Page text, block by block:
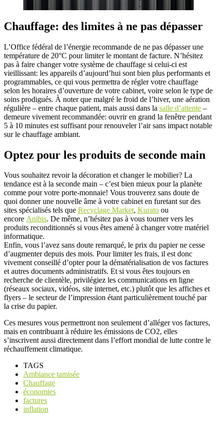
Chauffage: des limites à ne pas dépasser
L’Office fédéral de l’énergie recommande de ne pas dépasser une
température de 20°C pour limiter le montant de facture. N’hésitez
pas à faire changer votre système de chauffage si celui-ci est
vieillissant: les appareils d’aujourd’hui sont bien plus performants et
programmables, ce qui vous permettra de régler votre chauffage
selon les horaires d’ouverture de votre cabinet, voire selon le type de
soins prodigués. À noter que malgré le froid de l’hiver, une aération
régulière – entre chaque patient, mais aussi dans la salle d’attente –
demeure vivement recommandée: ouvrir en grand la fenêtre pendant
5 à 10 minutes est suffisant pour renouveler l’air sans impact notable
sur le chauffage ambiant.
Optez pour les produits de seconde main
Vous souhaitez revoir la décoration et changer le mobilier? La
tendance est à la seconde main – c’est bien mieux pour la planète
comme pour votre porte-monnaie! Vous trouverez sans doute de
quoi donner une nouvelle âme à votre cabinet en furetant sur des
sites spécialisés tels que Recyclage Market, Kurato ou
encore Anibis. De même, n’hésitez pas à vous tourner vers les
produits reconditionnés si vous êtes amené à changer votre matériel
informatique.
Enfin, vous l’avez sans doute remarqué, le prix du papier ne cesse
d’augmenter depuis des mois. Pour limiter les frais, il est donc
vivement conseillé d’opter pour la dématérialisation de vos factures
et autres documents administratifs. Et si vous êtes toujours en
recherche de clientèle, privilégiez les communications en ligne
(réseaux sociaux, vidéos, site internet, etc.) plutôt que les affiches et
flyers – le secteur de l’impression étant particulièrement touché par
la crise du papier.
Ces mesures vous permettront non seulement d’alléger vos factures,
mais en contribuant à réduire les émissions de CO2, elles
s’inscrivent aussi directement dans l’effort mondial de lutte contre le
réchauffement climatique.
TAGS
Ambiance tamisée
Chauffage
économies
factures
inflation